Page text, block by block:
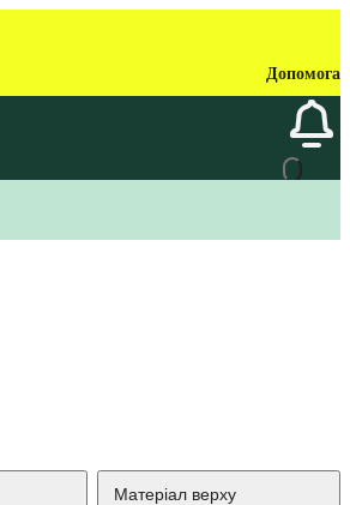
Допомога
Матеріал верху